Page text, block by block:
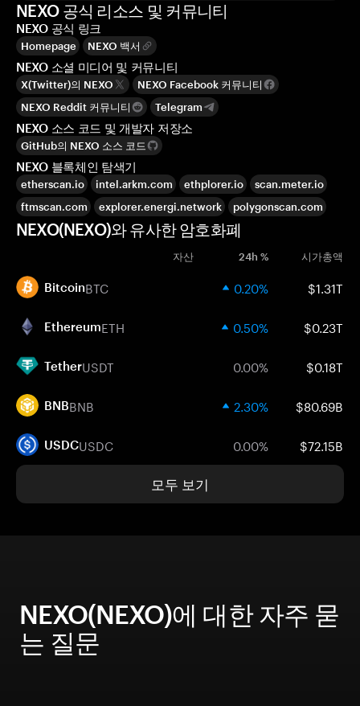
NEXO 공식 리소스 및 커뮤니티
NEXO 공식 링크
Homepage NEXO 백서
NEXO 소셜 미디어 및 커뮤니티
X(Twitter)의 NEXO
NEXO Facebook 커뮤니티
NEXO Reddit 커뮤니티
Telegram
NEXO 소스 코드 및 개발자 저장소
GitHub의 NEXO 소스 코드
NEXO 블록체인 탐색기
etherscan.io intel.arkm.com ethplorer.io
scan.meter.io
ftmscan.com
explorer.energi.network polygonscan.com
NEXO(NEXO)와 유사한 암호화폐
자산 24h % 시가총액
BitcoinBTC 0.20% $1.31T
EthereumETH 0.50% $0.23T
TetherUSDT 0.00% $0.18T
BNBBNB 2.30% $80.69B
USDCUSDC 0.00% $72.15B
모두 보기
NEXO(NEXO)에 대한 자주 묻
는 질문